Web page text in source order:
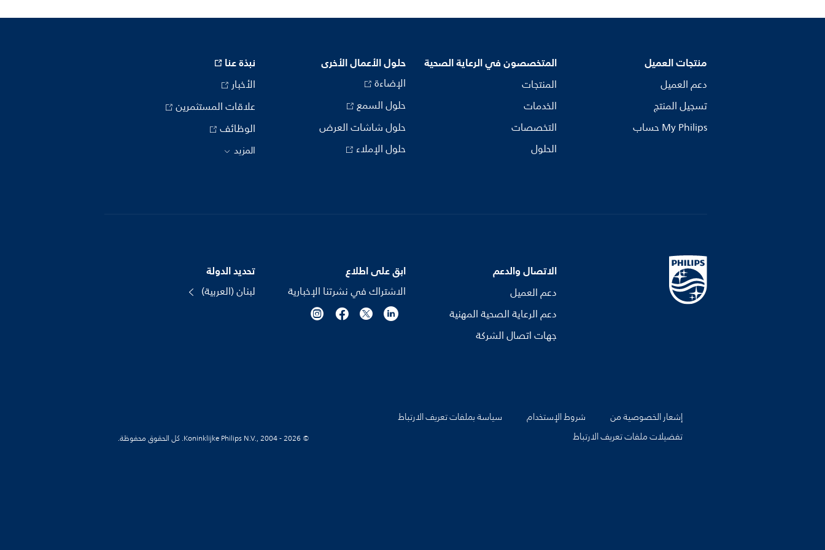
منتجات العميل
دعم العميل
تسجيل المنتج
My Philips حساب
المتخصصون في الرعاية الصحية
المنتجات
الخدمات
التخصصات
الحلول
حلول الأعمال الأخرى
الإضاءة
حلول السمع
حلول شاشات العرض
حلول الإملاء
نبذة عنا
الأخبار
علاقات المستثمرين
الوظائف
المزيد
الاتصال والدعم
دعم العميل
دعم الرعاية الصحية المهنية
جهات اتصال الشركة
ابق على اطلاع
الاشتراك في نشرتنا الإخبارية
تحديد الدولة
لبنان (العربية)
إشعار الخصوصية من شروط الإستخدام
سياسة بملفات تعريف الارتباط
تفضيلات ملفات تعريف الارتباط
© Koninklijke Philips N.V., 2004 - 2026. كل الحقوق محفوظة.